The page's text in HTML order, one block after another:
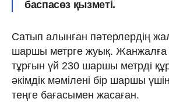
баспасөз қызметі.
Сатып алынған пәтерлердің
шаршы метрге жуық. Жанжалға
тұрғын үй 230 шаршы метрді
әкімдік мәмілені бір шаршы
теңге бағасымен жасаған.